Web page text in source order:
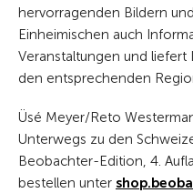
hervorragenden Bildern
Einheimischen auch
Veranstaltungen und liefert
den entsprechenden
Üsé Meyer/Reto
Unterwegs zu den
Beobachter-Edition, 4.
bestellen unter